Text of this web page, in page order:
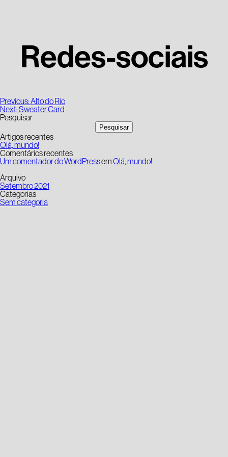
Redes-sociais
Navegação
de
artigos
Previous:Alto do Rio
Next:Sweater Card
Pesquisar
Pesquisar
Artigos recentes
Olá, mundo!
Comentários recentes
Um comentador do WordPressemOlá, mundo!
Arquivo
Setembro 2021
Categorias
Sem categoria